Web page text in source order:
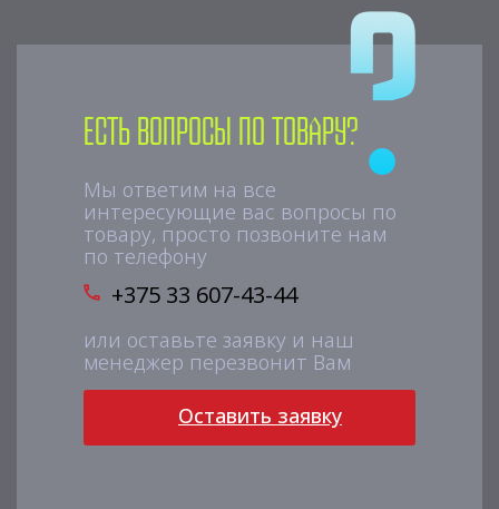
Есть вопросы по товару?
Мы ответим на все
интересующие вас вопросы по
товару, просто позвоните нам
по телефону
+375 33 607-43-44
или оставьте заявку и наш
менеджер перезвонит Вам
Оставить заявку